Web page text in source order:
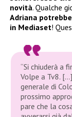
novità. Qualche
Adriana
in Mediaset!
“Si chiuderà a
Volpe a Tv8.
generale di
prossimo
pare che la